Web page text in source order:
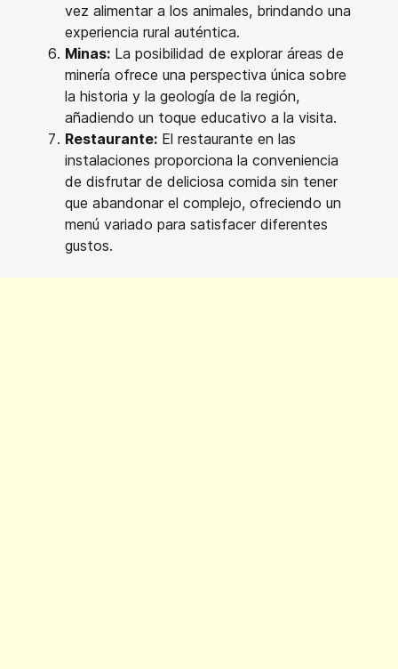
vez alimentar a los animales, brindando una
experiencia rural auténtica.
Minas: La posibilidad de explorar áreas de
minería ofrece una perspectiva única sobre
la historia y la geología de la región,
añadiendo un toque educativo a la visita.
Restaurante: El restaurante en las
instalaciones proporciona la conveniencia
de disfrutar de deliciosa comida sin tener
que abandonar el complejo, ofreciendo un
menú variado para satisfacer diferentes
gustos.